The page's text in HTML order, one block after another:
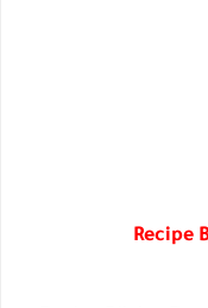
Recipe